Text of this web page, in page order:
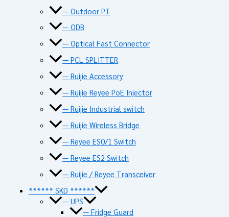
— Outdoor PT
— ODB
— Optical Fast Connector
— PCL SPLITTER
— Ruijie Accessory
— Ruijie Reyee PoE Injector
— Ruijie Industrial switch
— Ruijie Wireless Bridge
— Reyee ES0/1 Switch
— Reyee ES2 Switch
— Ruijie / Reyee Transceiver
****** SKD ******
— UPS
— Fridge Guard